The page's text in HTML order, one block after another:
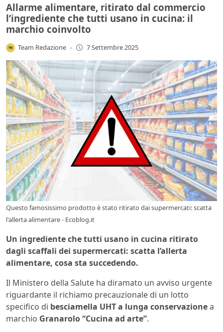
Allarme alimentare, ritirato dal commercio
l’ingrediente che tutti usano in cucina: il
marchio coinvolto
Team Redazione - 7 Settembre 2025
Questo famosissimo prodotto è stato ritirato dai supermercati: scatta
l'allerta alimentare - Ecoblog.it
Un ingrediente che tutti usano in cucina ritirato
dagli scaffali dei supermercati: scatta l’allerta
alimentare, cosa sta succedendo.
Il Ministero della Salute ha diramato un avviso urgente
riguardante il richiamo precauzionale di un lotto
specifico di besciamella UHT a lunga conservazionea
marchio Granarolo “Cucina ad arte”.